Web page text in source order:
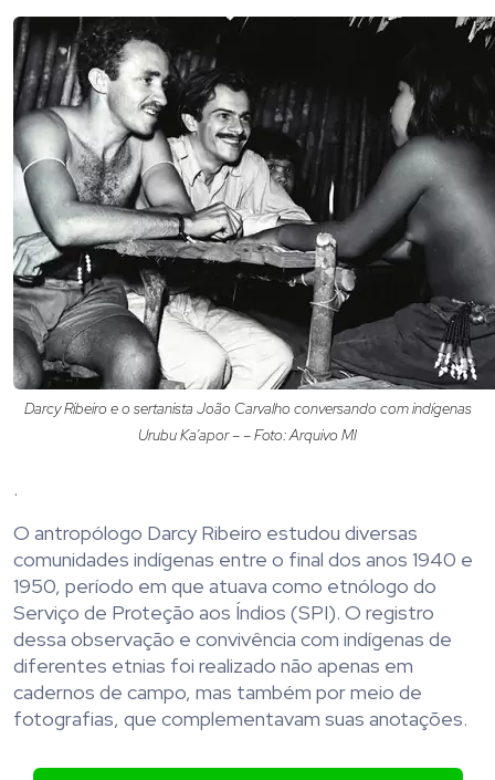
Darcy Ribeiro e o sertanista João Carvalho conversando com indígenas
Urubu Ka’apor – – Foto: Arquivo MI
.
O antropólogo Darcy Ribeiro estudou diversas
comunidades indígenas entre o final dos anos 1940 e
1950, período em que atuava como etnólogo do
Serviço de Proteção aos Índios (SPI). O registro
dessa observação e convivência com indígenas de
diferentes etnias foi realizado não apenas em
cadernos de campo, mas também por meio de
fotografias, que complementavam suas anotações.